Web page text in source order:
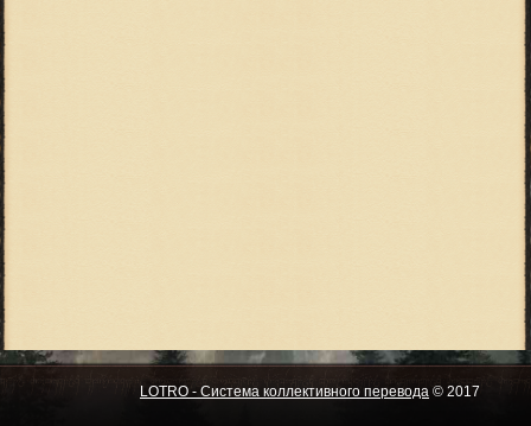
LOTRO - Система коллективного перевода © 2017